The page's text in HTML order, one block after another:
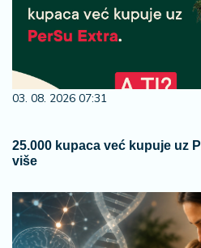
03. 08. 2026 07:31
25.000 kupaca već kupuje uz
više